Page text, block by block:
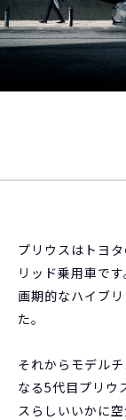
プリウスはトヨ
リッド乗用車で
画期的なハイブ
た。
それからモデル
なる5代目プリウ
スらしいいかに